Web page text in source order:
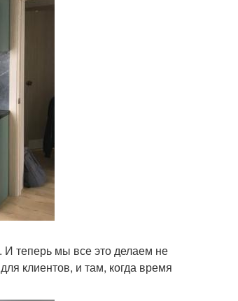
теперь мы все это делаем не
клиентов, и там, когда время